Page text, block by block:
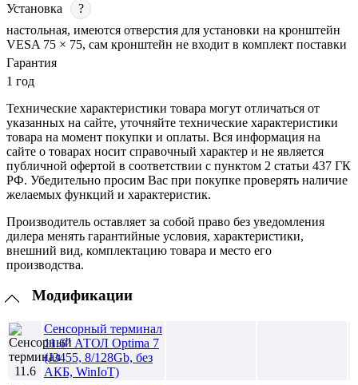
Установка
?
настольная, имеются отверстия для установки на кронштейн
VESA 75 × 75, сам кронштейн не входит в комплект поставки
Гарантия
1 год
Технические характеристики товара могут отличаться от
указанных на сайте, уточняйте технические характеристики
товара на момент покупки и оплаты. Вся информация на
сайте о товарах носит справочный характер и не является
публичной офертой в соответствии с пунктом 2 статьи 437 ГК
РФ. Убедительно просим Вас при покупке проверять наличие
желаемых функций и характеристик.
Производитель оставляет за собой право без уведомления
дилера менять гарантийные условия, характеристики,
внешний вид, комплектацию товара и место его
производства.
Модификации
Сенсорный терминал
11.6" АТОЛ Optima 7
(J3455, 8/128Gb, без
АКБ, WinIoT)